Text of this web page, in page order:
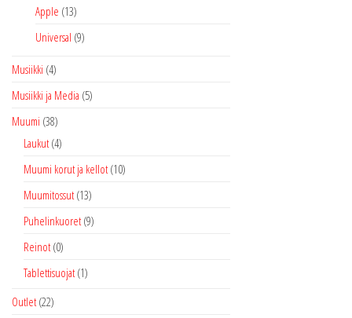
Apple (13)
Universal (9)
Musiikki (4)
Musiikki ja Media (5)
Muumi (38)
Laukut (4)
Muumi korut ja kellot (10)
Muumitossut (13)
Puhelinkuoret (9)
Reinot (0)
Tablettisuojat (1)
Outlet (22)